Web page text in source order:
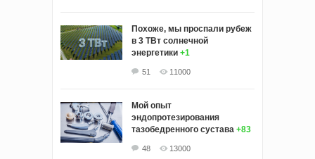
Похоже, мы проспали рубеж
в 3 ТВт солнечной
энергетики +1
51 11000
Мой опыт
эндопротезирования
тазобедренного сустава +83
48 13000